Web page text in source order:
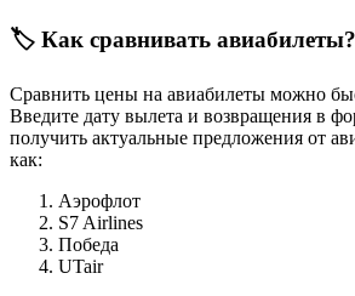
🏷️ Как сравнивать авиабилеты?
Сравнить цены на авиабилеты можно
Введите дату вылета и возвращения в
получить актуальные предложения от
как:
Аэрофлот
S7 Airlines
Победа
UTair